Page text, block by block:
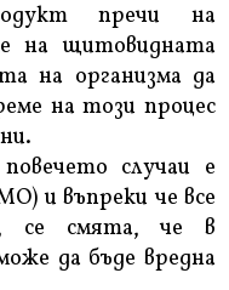
пречи на
на щитовидната
на организма да
на този процес
случаи е
и въпреки че все
се смята, че в
да бъде вредна